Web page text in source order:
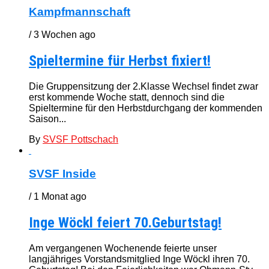
Kampfmannschaft
/ 3 Wochen ago
Spieltermine für Herbst fixiert!
Die Gruppensitzung der 2.Klasse Wechsel findet zwar
erst kommende Woche statt, dennoch sind die
Spieltermine für den Herbstdurchgang der kommenden
Saison...
By SVSF Pottschach
SVSF Inside
/ 1 Monat ago
Inge Wöckl feiert 70.Geburtstag!
Am vergangenen Wochenende feierte unser
langjähriges Vorstandsmitglied Inge Wöckl ihren 70.